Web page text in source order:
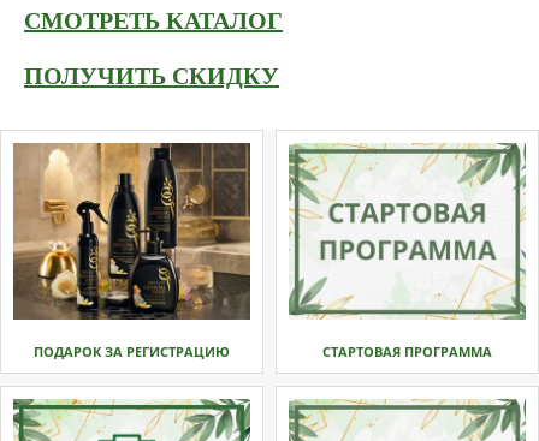
СМОТРЕТЬ КАТАЛОГ
ПОЛУЧИТЬ СКИДКУ
ПОДАРОК ЗА РЕГИСТРАЦИЮ СТАРТОВАЯ ПРОГРАММА